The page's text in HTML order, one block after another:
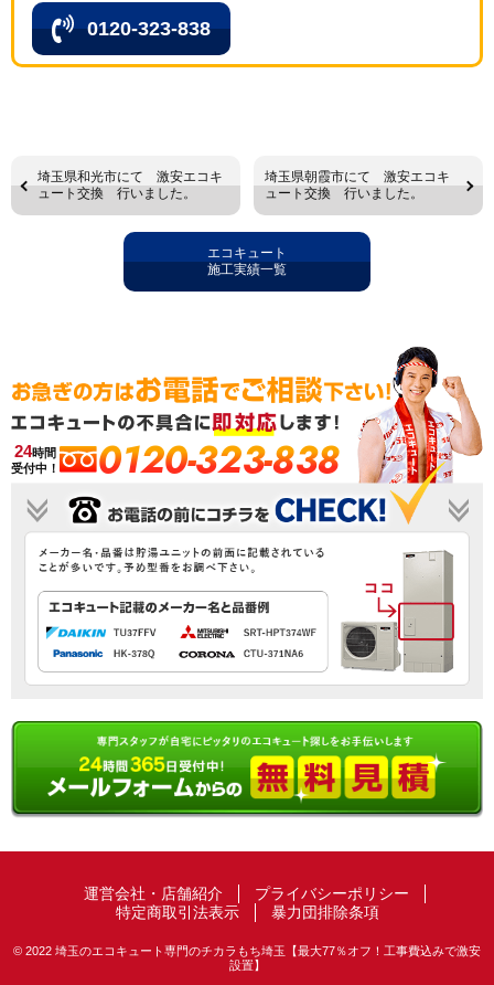
0120-323-838
埼玉県和光市にて 激安エコキ
ュート交換 行いました。
埼玉県朝霞市にて 激安エコキ
ュート交換 行いました。
エコキュート
施工実績一覧
24時間
受付中！
0120-323-838
運営会社・店舗紹介
プライバシーポリシー
特定商取引法表示
暴力団排除条項
© 2022 埼玉のエコキュート専門のチカラもち埼玉【最大77％オフ！工事費込みで激安
設置】